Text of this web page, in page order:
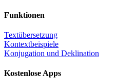
Funktionen
Textübersetzung
Kontextbeispiele
Konjugation und Deklination
Kostenlose Apps